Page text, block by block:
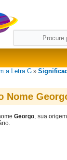
a Letra G »
Nome
Georgo, sua